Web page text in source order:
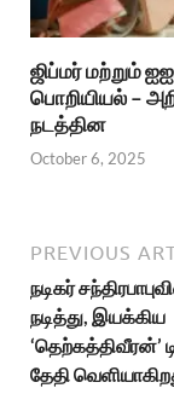
ஜிப்மர் மற்றும்
பொறியியல் –
நடத்தின
October 6, 2025
PREVIOUS
நடிகர்
நடித்து, இயக்கிய
‘தெற்கத்திவீரன்’
தேதி